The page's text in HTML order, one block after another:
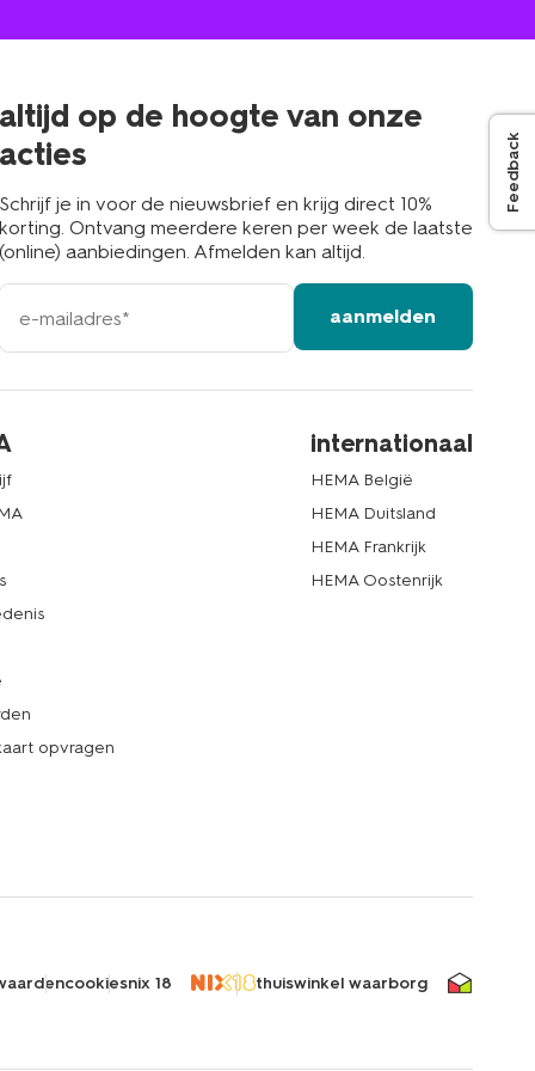
Feedback
altijd op de hoogte van onze
acties
Schrijf je in voor de nieuwsbrief en krijg direct 10%
korting. Ontvang meerdere keren per week de laatste
(online) aanbiedingen. Afmelden kan altijd.
e-
mailadres
aanmelden
opvragen
internationaal
HEMA België
HEMA Duitsland
HEMA Frankrijk
HEMA Oostenrijk
cookiesnix 18 thuiswinkel waarborg